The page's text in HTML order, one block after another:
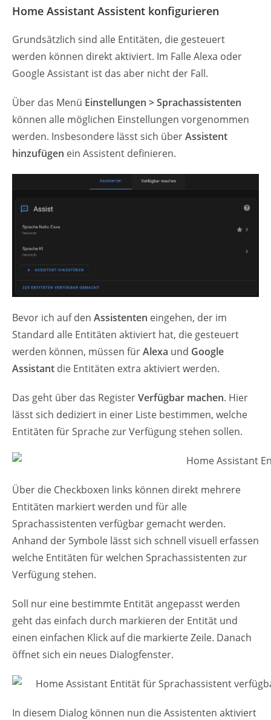
Home Assistant Assistent konfigurieren
Grundsätzlich sind alle Entitäten, die gesteuert
werden können direkt aktiviert. Im Falle Alexa oder
Google Assistant ist das aber nicht der Fall.
Über das Menü Einstellungen > Sprachassistenten
können alle möglichen Einstellungen vorgenommen
werden. Insbesondere lässt sich überAssistent
hinzufügen ein Assistent definieren.
Bevor ich auf den Assistenten eingehen, der im
Standard alle Entitäten aktiviert hat, die gesteuert
werden können, müssen fürAlexa und Google
Assistant die Entitäten extra aktiviert werden.
Das geht über das RegisterVerfügbar machen. Hier
lässt sich dediziert in einer Liste bestimmen, welche
Entitäten für Sprache zur Verfügung stehen sollen.
Über die Checkboxen links können direkt mehrere
Entitäten markiert werden und für alle
Sprachassistenten verfügbar gemacht werden.
Anhand der Symbole lässt sich schnell visuell erfassen
welche Entitäten für welchen Sprachassistenten zur
Verfügung stehen.
Soll nur eine bestimmte Entität angepasst werden
geht das einfach durch markieren der Entität und
einen einfachen Klick auf die markierte Zeile. Danach
öffnet sich ein neues Dialogfenster.
In diesem Dialog können nun die Assistenten aktiviert